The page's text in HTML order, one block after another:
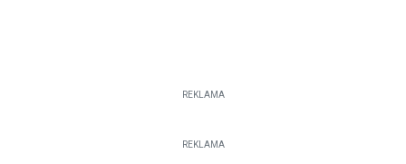
REKLAMA
REKLAMA